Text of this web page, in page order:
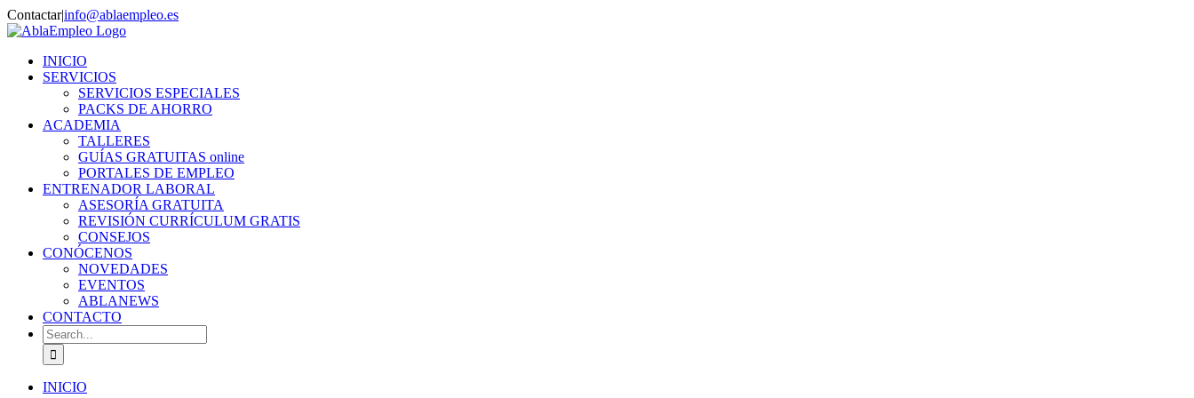
Skip
to
Contactar|info@ablaempleo.es
Facebook
Phone
INICIO
SERVICIOS
SERVICIOS ESPECIALES
PACKS DE AHORRO
ACADEMIA
TALLERES
GUÍAS GRATUITAS online
PORTALES DE EMPLEO
ENTRENADOR LABORAL
ASESORÍA GRATUITA
REVISIÓN CURRÍCULUM GRATIS
CONSEJOS
CONÓCENOS
NOVEDADES
EVENTOS
ABLANEWS
CONTACTO
Search
for:
INICIO